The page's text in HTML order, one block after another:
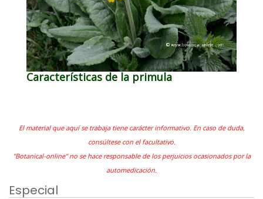
Características de la primula
El material que aquí se trabaja tiene carácter informativo. En caso de duda,
consúltese con el facultativo.
"Botanical-online" no se hace responsable de los perjuicios ocasionados por la
automedicación.
Especial